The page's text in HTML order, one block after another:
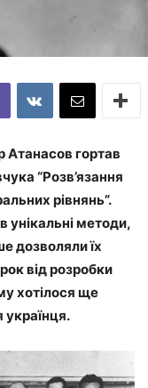
Атанасов гортав
“Розв’язання
рівнянь”.
унікальні методи,
дозволяли їх
від розробки
хотілося ще
українця.